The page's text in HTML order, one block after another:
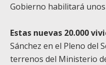
Gobierno habilitará
Estas nuevas 20.000
Sánchez en el Pleno del
terrenos del Ministerio